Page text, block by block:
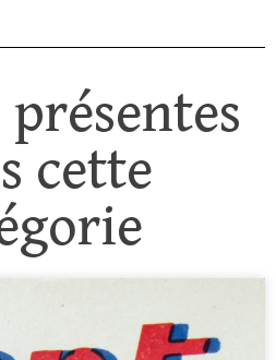
cette